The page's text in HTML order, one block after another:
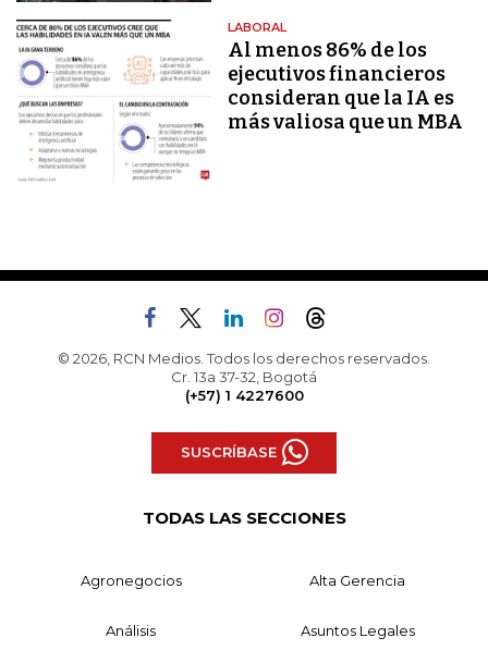
LABORAL
Al menos 86% de los
ejecutivos financieros
consideran que la IA es
más valiosa que un MBA
© 2026, RCN Medios. Todos los derechos reservados.
Cr. 13a 37-32, Bogotá
(+57) 1 4227600
SUSCRÍBASE
TODAS LAS SECCIONES
Agronegocios Alta Gerencia
Análisis Asuntos Legales